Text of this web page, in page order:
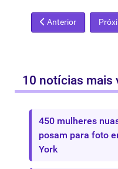
Artigo anterior: Lei
Anterior
10 notícias mais
450 mulheres
posam para foto
York